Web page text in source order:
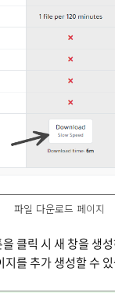
파일 다운로드 페이지
클릭 시 새 창을 생
를 추가 생성할 수